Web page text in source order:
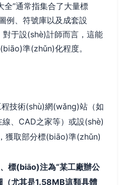
全”通常指集合了大量標
例、符號庫以及成套設
于設(shè)計師而言，這能
準(zhǔn)化程度。
技術(shù)網(wǎng)站（如
、CAD之家等）或設(shè)
獲取部分標(biāo)準(zhǔn)
標(biāo)注為“某工廠辦公
尤其是1.58MB這類具體